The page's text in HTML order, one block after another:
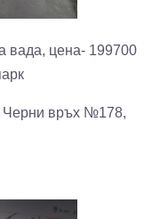
вада, цена- 199700
Черни връх №178,